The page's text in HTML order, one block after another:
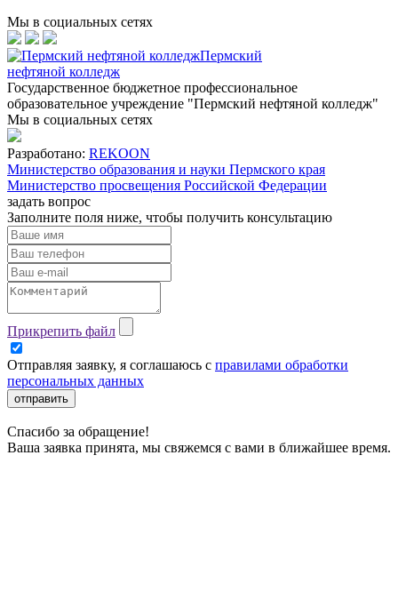
Мы в социальных сетях
Пермский
нефтяной колледж
Государственное бюджетное профессиональное
образовательное учреждение "Пермский нефтяной колледж"
Мы в социальных сетях
Разработано: REKOON
Министерство образования и науки Пермского края
Министерство просвещения Российской Федерации
задать вопрос
Заполните поля ниже, чтобы получить консультацию
Прикрепить файл
Отправляя заявку, я соглашаюсь с правилами обработки
персональных данных
отправить
Спасибо за обращение!
Ваша заявка принята, мы свяжемся с вами в ближайшее время.